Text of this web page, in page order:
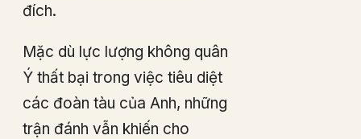
đích.
Mặc dù lực lượng không quân
Ý thất bại trong việc tiêu diệt
các đoàn tàu của Anh, những
trận đánh vẫn khiến cho